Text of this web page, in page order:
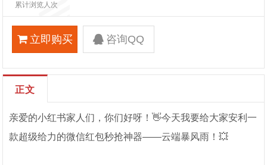
累计浏览人次
立即购买 咨询QQ
正文
亲爱的小红书家人们，你们好呀！👋今天我要给大家安利一
款超级给力的微信红包秒抢神器——云端暴风雨！💥